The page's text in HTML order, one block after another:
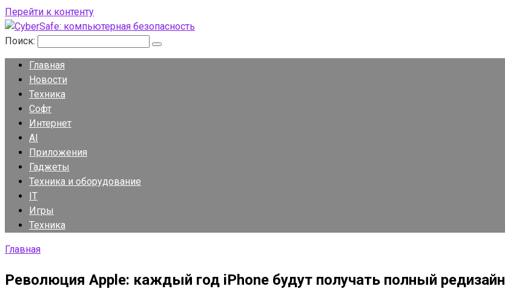
Перейти к контенту
Поиск:
Главная
Новости
Техника
Софт
Интернет
AI
Приложения
Гаджеты
Техника и оборудование
IT
Игры
Техника
Главная
Революция Apple: каждый год iPhone будут получать полный редизайн